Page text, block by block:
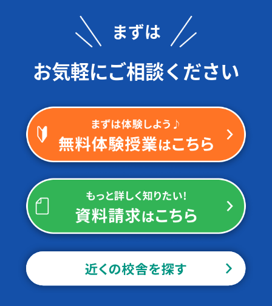
まずは
お気軽にご相談ください